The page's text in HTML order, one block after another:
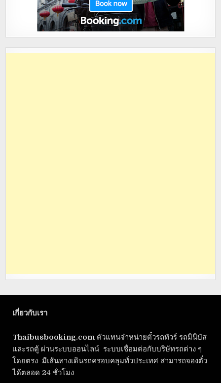
เกี่ยวกับเรา
Thaibusbooking.com ตัวแทนจำหน่ายตั๋วรถทัวร์ รถมินิบัส
และรถตู้ ผ่านระบบออนไลน์ ระบบเชื่อมต่อกับบริษัทรถต่าง ๆ
โดยตรง มีเส้นทางเดินรถครอบคลุมทั่วประเทศ สามารถจองตั๋ว
ได้ตลอด 24 ชั่วโมง